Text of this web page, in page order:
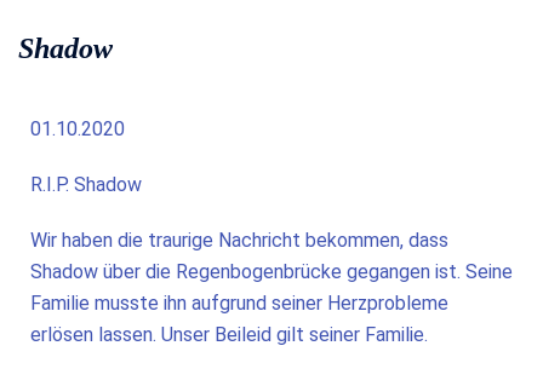
Shadow
01.10.2020
R.I.P. Shadow
Wir haben die traurige Nachricht bekommen, dass
Shadow über die Regenbogenbrücke gegangen ist. Seine
Familie musste ihn aufgrund seiner Herzprobleme
erlösen lassen. Unser Beileid gilt seiner Familie.